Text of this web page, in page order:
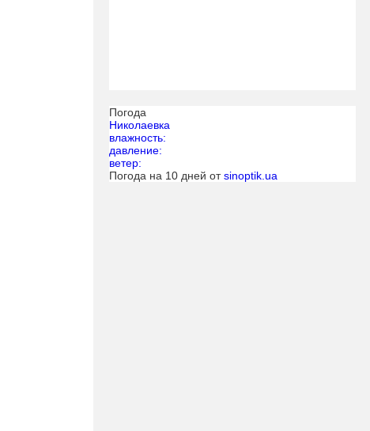
Погода
Николаевка
влажность:
давление:
ветер:
Погода на 10 дней отsinoptik.ua